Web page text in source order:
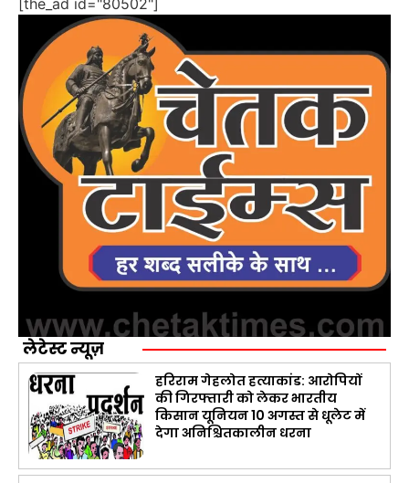
[the_ad id="80502"]
लेटेस्ट न्यूज़
हरिराम गेहलोत हत्याकांड: आरोपियों
की गिरफ्तारी को लेकर भारतीय
किसान यूनियन 10 अगस्त से धूलेट में
देगा अनिश्चितकालीन धरना